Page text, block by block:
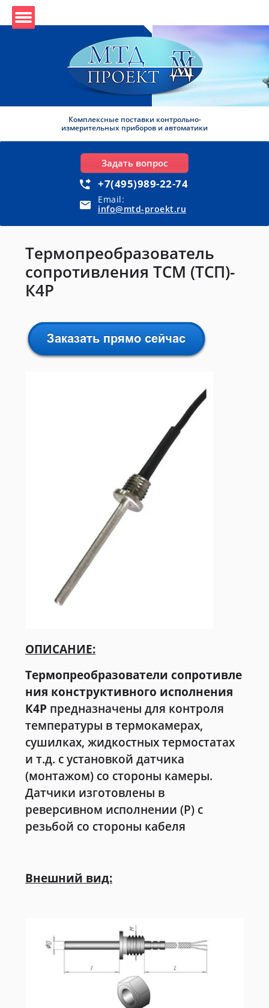
Комплексные поставки контрольно-
измерительных приборов и автоматики
Задать вопрос
+7(495)989-22-74
Email:
info@mtd-proekt.ru
Термопреобразователь
сопротивления ТСМ (ТСП)-
К4Р
ОПИСАНИЕ:
Термопреобразователи сопротивле
ния конструктивного исполнения
К4Р предназначены для контроля
температуры в термокамерах,
сушилках, жидкостных термостатах
и т.д. с установкой датчика
(монтажом) со стороны камеры.
Датчики изготовлены в
реверсивном исполнении (Р) с
резьбой со стороны кабеля
Внешний вид: